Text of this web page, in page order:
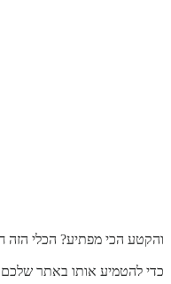
והקטע הכי מפתיע? הכלי הזה
כדי להטמיע אותו באתר